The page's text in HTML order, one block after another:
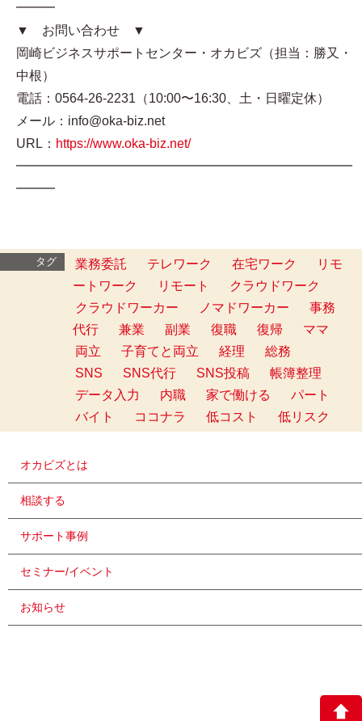
━━━
▼ お問い合わせ ▼
岡崎ビジネスサポートセンター・オカビズ（担当：勝又・
中根）
電話：0564-26-2231（10:00〜16:30、土・日曜定休）
メール：info@oka-biz.net
URL： https://www.oka-biz.net/
━━━━━━━━━━━━━━━━━━━━━━━━━━
━━━
タグ 業務委託 テレワーク 在宅ワーク
リモ
ートワーク
リモート
クラウドワーク
クラウドワーカー
ノマドワーカー
事務
代行
兼業 副業 復職 復帰
ママ
両立
子育てと両立 経理
総務
SNS
SNS代行 SNS投稿
帳簿整理
データ入力
内職 家で働ける
パート
バイト
ココナラ 低コスト 低リスク
オカビズとは
相談する
サポート事例
セミナー/イベント
お知らせ